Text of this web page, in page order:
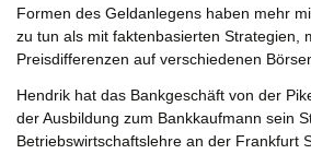
Formen des Geldanlegens haben mehr
zu tun als mit faktenbasierten Strategien,
Preisdifferenzen auf verschiedenen
Hendrik hat das Bankgeschäft von der
der Ausbildung zum Bankkaufmann sein
Betriebswirtschaftslehre an der Frankfurt